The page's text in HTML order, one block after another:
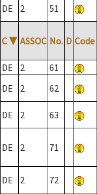
DE
2 51
C ▼ ASSOC No. D Code
DE 2 61
DE
2 62
DE 2 63
DE 2 71
DE 2 72